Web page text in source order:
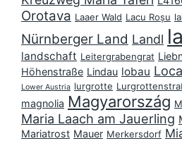
Orotava Laaer Wald Lacu Roșu
Nürnberger Land Landl
landschaft Leitergrabengrat
Höhenstraße Lindau lobau
Lower Austria lurgrotte
magnolia Magyarország
Maria Laach am Jauerling
Mariatrost Mauer Merkersdorf